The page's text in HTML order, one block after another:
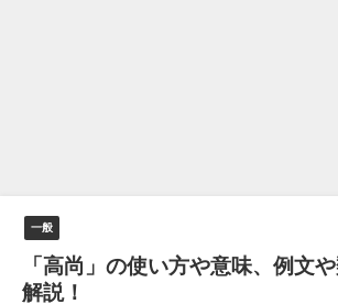
一般
「高尚」の使い方や意味、例文
解説！